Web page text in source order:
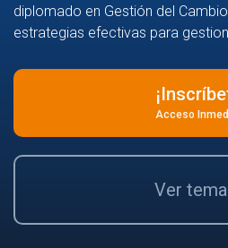
diplomado en Gestión del
estrategias efectivas para
Acceso
Ver